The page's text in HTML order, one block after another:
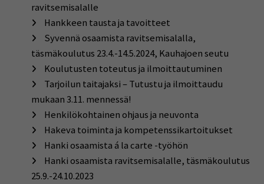
ravitsemisalalle
Hankkeen tausta ja tavoitteet
Syvennä osaamista ravitsemisalalla,
täsmäkoulutus 23.4.-14.5.2024, Kauhajoen seutu
Koulutusten toteutus ja ilmoittautuminen
Tarjoilun taitajaksi – Tutustu ja ilmoittaudu
mukaan 3.11. mennessä!
Henkilökohtainen ohjaus ja neuvonta
Hakeva toiminta ja kompetenssikartoitukset
Hanki osaamista á la carte -työhön
Hanki osaamista ravitsemisalalle, täsmäkoulutus
25.9.-24.10.2023